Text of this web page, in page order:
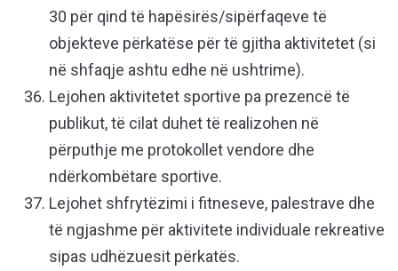
30 për qind të hapësirës/sipërfaqeve të
objekteve përkatëse për të gjitha aktivitetet (si
në shfaqje ashtu edhe në ushtrime).
Lejohen aktivitetet sportive pa prezencë të
publikut, të cilat duhet të realizohen në
përputhje me protokollet vendore dhe
ndërkombëtare sportive.
Lejohet shfrytëzimi i fitneseve, palestrave dhe
të ngjashme për aktivitete individuale rekreative
sipas udhëzuesit përkatës.